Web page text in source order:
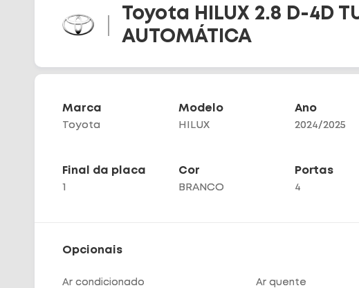
Toyota HILUX 2.8 D-4D
AUTOMÁTICA
Marca
Toyota
Modelo
HILUX
Ano
2024/2025
Final da placa
1
Cor
BRANCO
Portas
4
Opcionais
Ar condicionado Ar quente